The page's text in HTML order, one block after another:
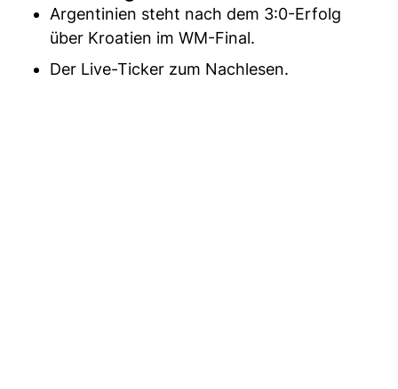
Argentinien steht nach dem 3:0-Erfolg
über Kroatien im WM-Final.
Der Live-Ticker zum Nachlesen.